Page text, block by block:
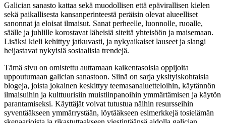
Galician sanasto kattaa sekä muodollisen että epävirallisen kielen
sekä paikallisesta kansanperinteestä peräisin olevat alueelliset
sanonnat ja eloisat ilmaisut. Sanat perheelle, luonnolle, ruoalle,
säälle ja juhlille korostavat läheisiä siteitä yhteisöön ja maisemaan.
Lisäksi kieli kehittyy jatkuvasti, ja nykyaikaiset lauseet ja slangi
heijastavat nykyisiä sosiaalisia trendejä.
Tämä sivu on omistettu auttamaan kaikentasoisia oppijoita
uppoutumaan galician sanastoon. Siinä on sarja yksityiskohtaisia
blogeja, joista jokainen keskittyy teemasanaluetteloihin, käytännön
ilmaisuihin ja kulttuurisiin muistiinpanoihin ymmärtämisen ja käytön
parantamiseksi. Käyttäjät voivat tutustua näihin resursseihin
syventääkseen ymmärrystään, löytääkseen esimerkkejä tosielämän